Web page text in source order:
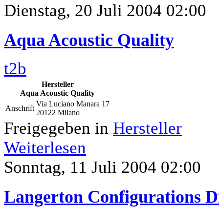
Dienstag, 20 Juli 2004 02:00
Aqua Acoustic Quality
t2b
Hersteller
Aqua Acoustic Quality
Anschrift
Via Luciano Manara 17
20122 Milano
Freigegeben in Hersteller
Weiterlesen
Sonntag, 11 Juli 2004 02:00
Langerton Configurations